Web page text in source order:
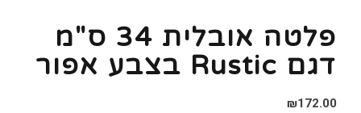
פלטה אובלית 34 ס"מ
דגם Rustic בצבע אפור
₪172.00